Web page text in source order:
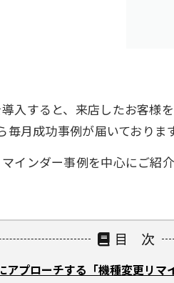
入すると、来店したお客様
月成功事例が届いております
インダー事例を中心にご紹介
目 次
アプローチする「機種変更リマ